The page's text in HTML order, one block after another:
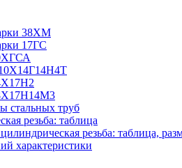
38ХМ
17ГС
стальных труб
резьба: таблица
резьба: таблица,
характеристики